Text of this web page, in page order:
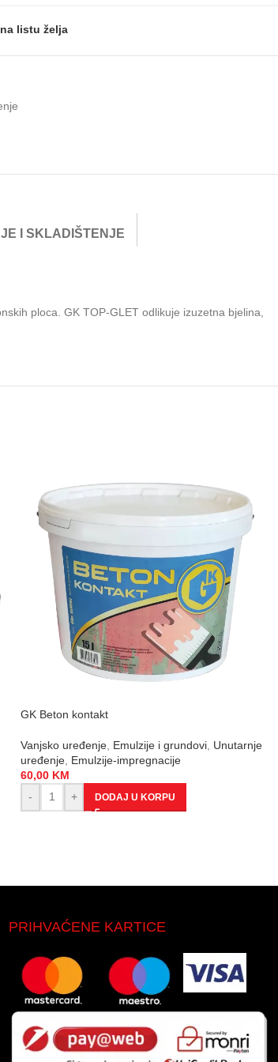
listu želja
I SKLADIŠTENJE
ploca. GK TOP-GLET odlikuje izuzetna bjelina,
GK Beton kontakt
Vanjsko uređenje Emulzije i grundovi Unutarnje
uređenje Emulzije-impregnacije
60,00 KM
-
+ DODAJ U KORPU
PRIHVAĆENE KARTICE